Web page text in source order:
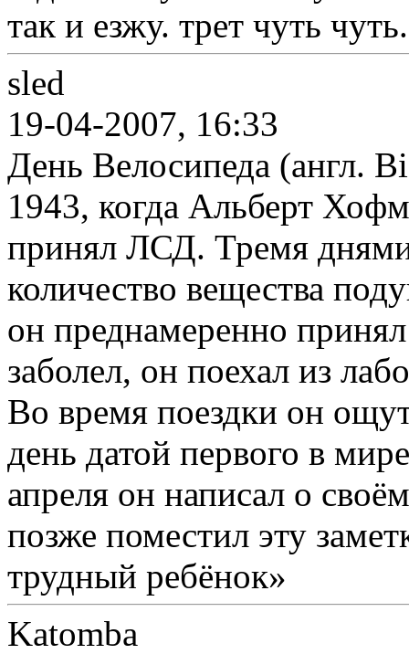
так и езжу. трет чуть чуть.
sled
19-04-2007, 16:33
День Велосипеда (англ.
1943, когда Альберт
принял ЛСД. Тремя
количество вещества
он преднамеренно
заболел, он поехал из
Во время поездки он
день датой первого в
апреля он написал о
позже поместил эту
трудный ребёнок»
Katomba